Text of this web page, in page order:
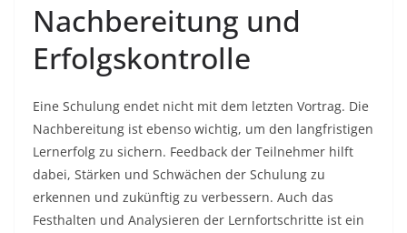
Nachbereitung und
Erfolgskontrolle
Eine Schulung endet nicht mit dem letzten Vortrag. Die
Nachbereitung ist ebenso wichtig, um den langfristigen
Lernerfolg zu sichern. Feedback der Teilnehmer hilft
dabei, Stärken und Schwächen der Schulung zu
erkennen und zukünftig zu verbessern. Auch das
Festhalten und Analysieren der Lernfortschritte ist ein